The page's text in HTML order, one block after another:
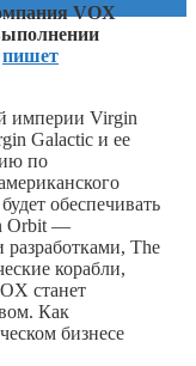
VOX
пишет
империи Virgin
Galactic и ее
по
обеспечивать
Orbit —
The
корабли,
станет
Как
бизнесе